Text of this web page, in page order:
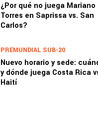
¿Por qué no juega Mariano
Torres en Saprissa vs. San
Carlos?
PREMUNDIAL SUB-20
Nuevo horario y sede:
y dónde juega Costa Rica
Haití